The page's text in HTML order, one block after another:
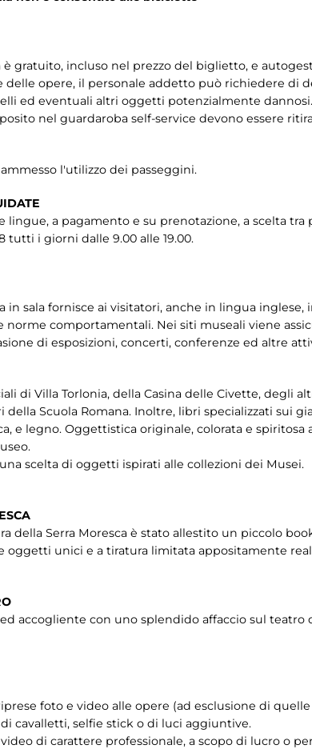
è gratuito, incluso nel prezzo del biglietto, e
opere, il personale addetto può richiedere di
ed eventuali altri oggetti potenzialmente dannosi.
nel guardaroba self-service devono essere
l'utilizzo dei passeggini.
lingue, a pagamento e su prenotazione, a scelta
tutti i giorni dalle 9.00 alle 19.00.
in sala fornisce ai visitatori, anche in lingua
comportamentali. Nei siti museali viene
di esposizioni, concerti, conferenze ed altre
di Villa Torlonia, della Casina delle Civette, degli
Scuola Romana. Inoltre, libri specializzati sui
e legno. Oggettistica originale, colorata e
scelta di oggetti ispirati alle collezioni dei Musei.
della Serra Moresca è stato allestito un piccolo
oggetti unici e a tiratura limitata appositamente
accogliente con uno splendido affaccio sul teatro
foto e video alle opere (ad esclusione di
di cavalletti, selfie stick o di luci aggiuntive.
di carattere professionale, a scopo di lucro o